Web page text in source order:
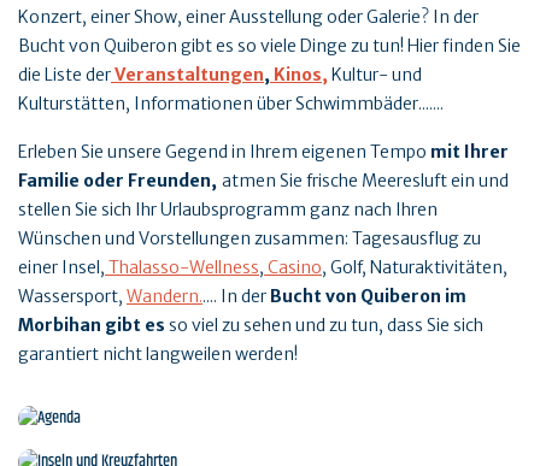
Konzert, einer Show, einer Ausstellung oder Galerie? In der
Bucht von Quiberon gibt es so viele Dinge zu tun! Hier finden Sie
die Liste derVeranstaltungen, Kinos, Kultur- und
Kulturstätten, Informationen über Schwimmbäder.......
Erleben Sie unsere Gegend in Ihrem eigenen Tempo mit Ihrer
Familie oder Freunden, atmen Sie frische Meeresluft ein und
stellen Sie sich Ihr Urlaubsprogramm ganz nach Ihren
Wünschen und Vorstellungen zusammen: Tagesausflug zu
einer Insel, Thalasso-Wellness, Casino, Golf, Naturaktivitäten,
Wassersport, Wandern..... In der Bucht von Quiberon im
Morbihan gibt es so viel zu sehen und zu tun, dass Sie sich
garantiert nicht langweilen werden!